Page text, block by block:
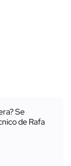
Se
de Rafa